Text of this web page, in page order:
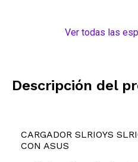
Ver todas las
Descripción del
CARGADOR SLRIOYS
CON ASUS